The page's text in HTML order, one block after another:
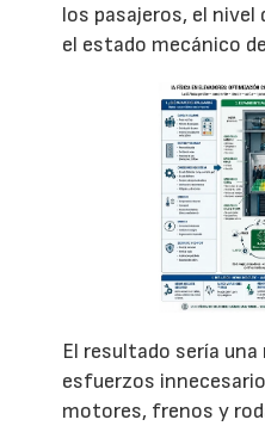
los pasajeros, el nivel
el estado mecánico
El resultado sería una
esfuerzos
motores, frenos y